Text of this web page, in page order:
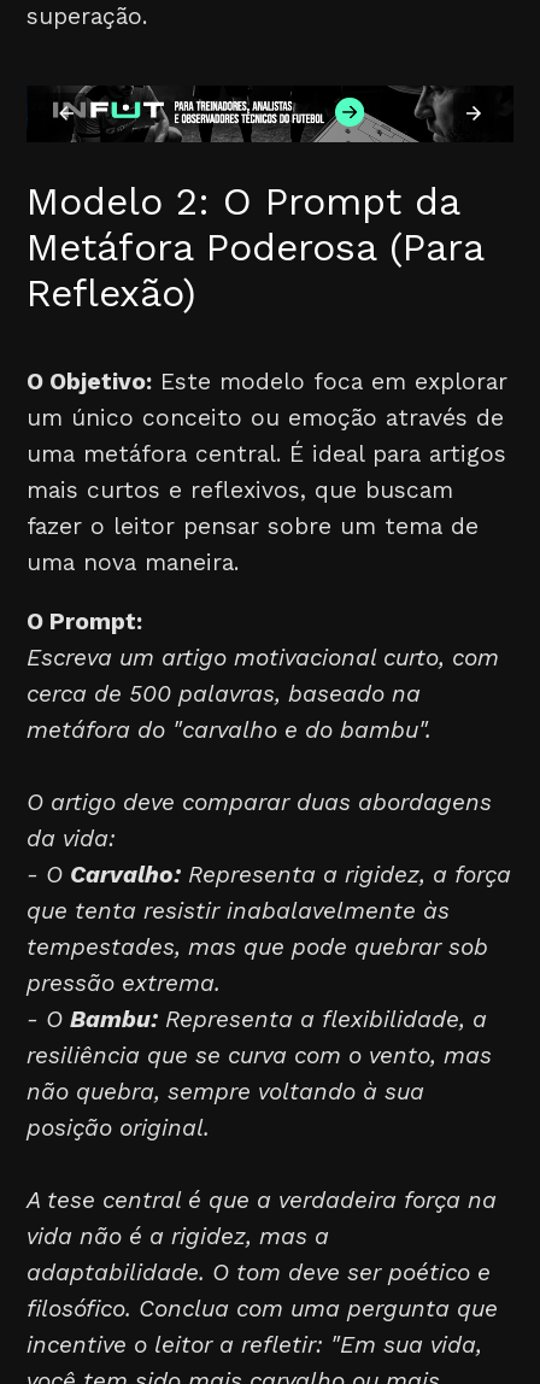
superação.
Modelo 2: O Prompt da
Metáfora Poderosa (Para
Reflexão)
O Objetivo: Este modelo foca em explorar
um único conceito ou emoção através de
uma metáfora central. É ideal para artigos
mais curtos e reflexivos, que buscam
fazer o leitor pensar sobre um tema de
uma nova maneira.
O Prompt:
Escreva um artigo motivacional curto, com
cerca de 500 palavras, baseado na
metáfora do "carvalho e do bambu".
O artigo deve comparar duas abordagens
da vida:
- O Carvalho: Representa a rigidez, a força
que tenta resistir inabalavelmente às
tempestades, mas que pode quebrar sob
pressão extrema.
- OBambu: Representa a flexibilidade, a
resiliência que se curva com o vento, mas
não quebra, sempre voltando à sua
posição original.
A tese central é que a verdadeira força na
vida não é a rigidez, mas a
adaptabilidade. O tom deve ser poético e
filosófico. Conclua com uma pergunta que
incentive o leitor a refletir: "Em sua vida,